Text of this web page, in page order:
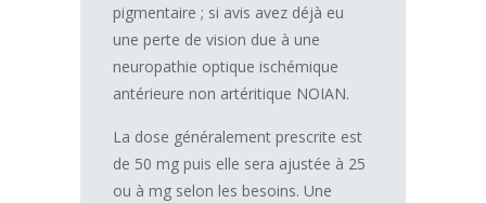
pigmentaire ; si avis avez déjà eu
une perte de vision due à une
neuropathie optique ischémique
antérieure non artéritique NOIAN.
La dose généralement prescrite est
de 50 mg puis elle sera ajustée à 25
ou à mg selon les besoins. Une